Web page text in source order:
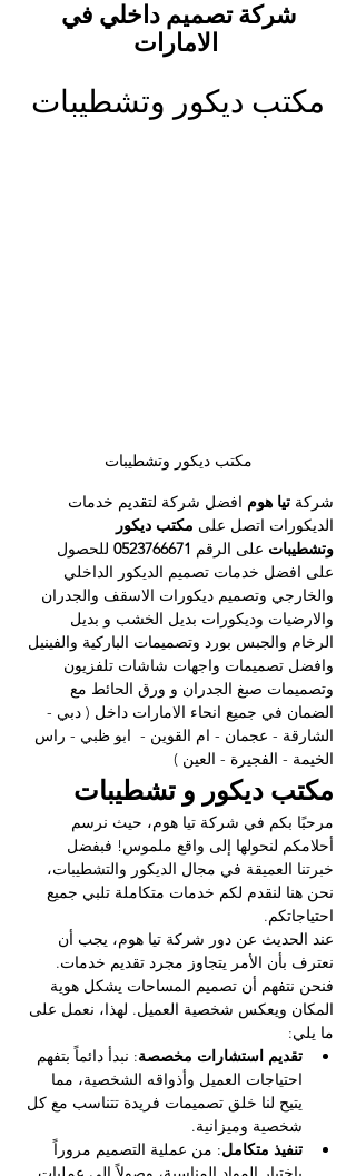
شركة تصميم داخلي في
مكتب ديكور وتشطيبات
مكتب ديكور وتشطيبات
شركة تيا هوم افضل شركة لتقديم خدمات
الديكورات اتصل على مكتب ديكور
وتشطيبات على الرقم 0523766671 للحصول
على افضل خدمات تصميم الديكور الداخلي
والخارجي وتصميم ديكورات الاسقف والجدران
والارضيات وديكورات بديل الخشب و بديل
الرخام والجبس بورد وتصميمات الباركية والفينيل
وافضل تصميمات واجهات شاشات تلفزيون
وتصميمات صبغ الجدران و ورق الحائط مع
الضمان في جميع انحاء الامارات داخل ( دبي -
الشارقة - عجمان - ام القوين -  ابو ظبي - راس
الخيمة - الفجيرة - العين )
مكتب ديكور و تشطيبات
مرحبًا بكم في شركة تيا هوم، حيث نرسم
أحلامكم لنحولها إلى واقع ملموس! فبفضل
خبرتنا العميقة في مجال الديكور والتشطيبات،
نحن هنا لنقدم لكم خدمات متكاملة تلبي جميع
احتياجاتكم.
عند الحديث عن دور شركة تيا هوم، يجب أن
نعترف بأن الأمر يتجاوز مجرد تقديم خدمات.
فنحن نتفهم أن تصميم المساحات يشكل هوية
المكان ويعكس شخصية العميل. لهذا، نعمل على
ما يلي:
تقديم استشارات مخصصة: نبدأ دائماً بتفهم
احتياجات العميل وأذواقه الشخصية، مما
يتيح لنا خلق تصميمات فريدة تتناسب مع كل
شخصية وميزانية.
تنفيذ متكامل: من عملية التصميم مروراً